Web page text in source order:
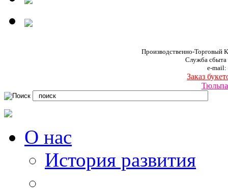
Производственно-Торговый
Служба
e-mail:
Заказ
О нас
История развития